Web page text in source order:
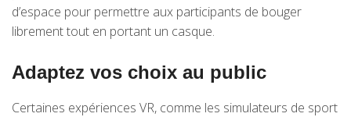
d’espace pour permettre aux participants de bouger
librement tout en portant un casque.
Adaptez vos choix au public
Certaines expériences VR, comme les simulateurs de sport